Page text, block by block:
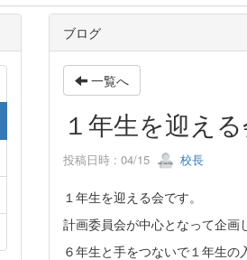
ブログ
一覧へ
１年生を迎え
投稿日時 : 04/15 校長
１年生を迎える会です。
計画委員会が中心となって企画
６年生と手をつないで１年生の